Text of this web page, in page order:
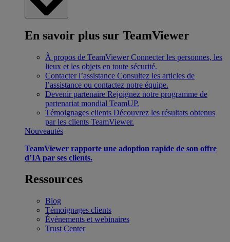
En savoir plus sur TeamViewer
À propos de TeamViewer Connecter les personnes, les
lieux et les objets en toute sécurité.
Contacter l’assistance Consultez les articles de
l’assistance ou contactez notre équipe.
Devenir partenaire Rejoignez notre programme de
partenariat mondial TeamUP.
Témoignages clients Découvrez les résultats obtenus
par les clients TeamViewer.
Nouveautés
TeamViewer rapporte une adoption rapide de son offre
d’IA par ses clients.
Ressources
Blog
Témoignages clients
Événements et webinaires
Trust Center